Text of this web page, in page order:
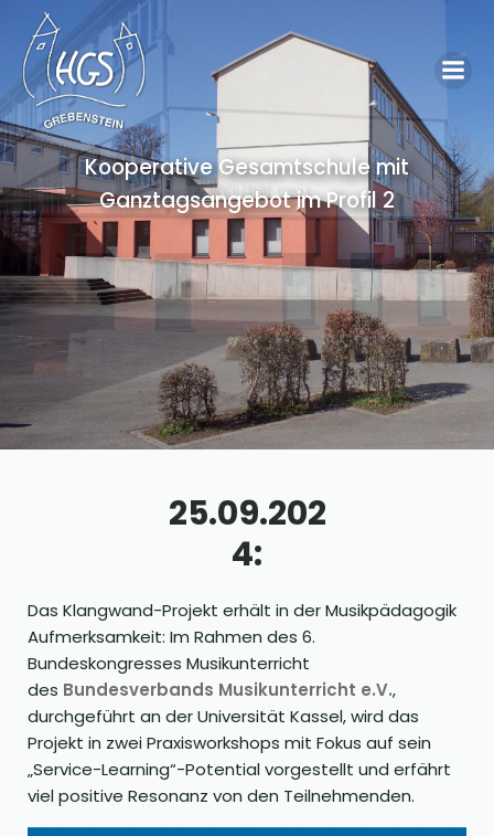
Kooperative Gesamtschule mit
Ganztagsangebot im Profil 2
25.09.202
4:
Das Klangwand-Projekt erhält in der Musikpädagogik
Aufmerksamkeit: Im Rahmen des 6.
Bundeskongresses Musikunterricht
des Bundesverbands Musikunterricht e.V.,
durchgeführt an der Universität Kassel, wird das
Projekt in zwei Praxisworkshops mit Fokus auf sein
„Service-Learning“-Potential vorgestellt und erfährt
viel positive Resonanz von den Teilnehmenden.